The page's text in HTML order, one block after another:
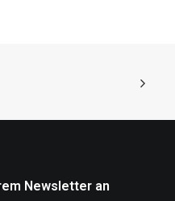
Newsletter an